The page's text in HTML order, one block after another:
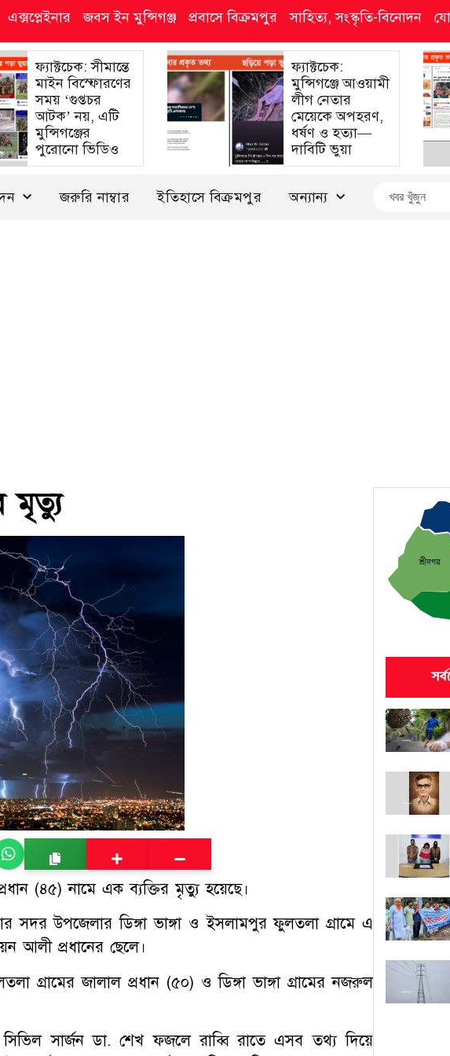
এক্সপ্লেইনার জবস ইন মুন্সিগঞ্জ প্রবাসে বিক্রমপুর সাহিত্য, সংস্কৃতি-বিনোদন
ফ্যাক্টচেক: সীমান্তে
মাইন বিস্ফোরণের
সময় ‘গুপ্তচর
আটক’ নয়, এটি
মুন্সিগঞ্জের
পুরোনো ভিডিও
ফ্যাক্টচেক:
মুন্সিগঞ্জে আওয়ামী
লীগ নেতার
মেয়েকে অপহরণ,
ধর্ষণ ও হত্যা—
দাবিটি ভুয়া
জরুরি নাম্বার ইতিহাসে বিক্রমপুর অন্যান্য
মৃত্যু
(৪৫) নামে এক ব্যক্তির মৃত্যু হয়েছে।
সদর উপজেলার ডিঙ্গা ভাঙ্গা ও ইসলামপুর ফুলতলা গ্রামে এ
আলী প্রধানের ছেলে।
গ্রামের জালাল প্রধান (৫০) ও ডিঙ্গা ভাঙ্গা গ্রামের নজরুল
সিভিল সার্জন ডা. শেখ ফজলে রাব্বি রাতে এসব তথ্য দিয়ে
শ্রীনগর